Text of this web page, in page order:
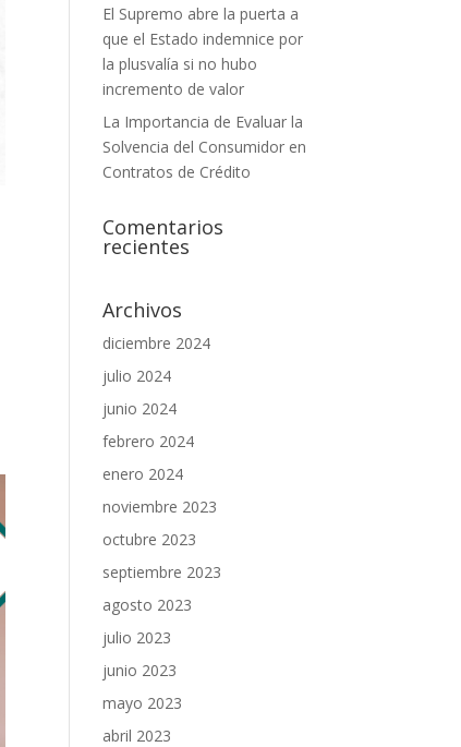
El Supremo abre la puerta a
que el Estado indemnice por
la plusvalía si no hubo
incremento de valor
La Importancia de Evaluar la
Solvencia del Consumidor en
Contratos de Crédito
Comentarios
recientes
Archivos
diciembre 2024
julio 2024
junio 2024
febrero 2024
enero 2024
noviembre 2023
octubre 2023
septiembre 2023
agosto 2023
julio 2023
junio 2023
mayo 2023
abril 2023